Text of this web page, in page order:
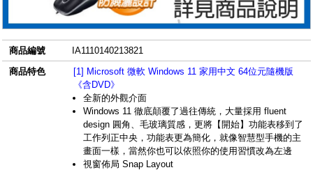
商品編號
IA1110140213821
商品特色
[1] Microsoft 微軟 Windows 11 家用中文 64位元隨機版
《含DVD》
全新的外觀介面
Windows 11 徹底顛覆了過往傳統，大量採用 fluent
design 圓角、毛玻璃質感，更將【開始】功能表移到了
工作列正中央，功能表更為簡化，就像智慧型手機的主
畫面一樣，當然你也可以依照你的使用習慣改為左邊
視窗佈局 Snap Layout